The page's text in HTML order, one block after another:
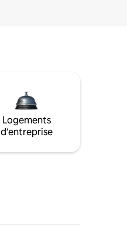
Logements
d'entreprise